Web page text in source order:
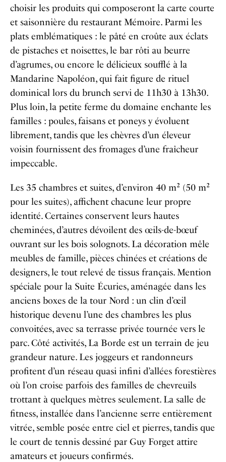
choisir les produits qui composeront la carte courte
et saisonnière du restaurant Mémoire. Parmi les
plats emblématiques : le pâté en croûte aux éclats
de pistaches et noisettes, le bar rôti au beurre
d’agrumes, ou encore le délicieux soufflé à la
Mandarine Napoléon, qui fait figure de rituel
dominical lors du brunch servi de 11h30 à 13h30.
Plus loin, la petite ferme du domaine enchante les
familles : poules, faisans et poneys y évoluent
librement, tandis que les chèvres d’un éleveur
voisin fournissent des fromages d’une fraîcheur
impeccable.
Les 35 chambres et suites, d’environ 40 m² (50 m²
pour les suites), affichent chacune leur propre
identité. Certaines conservent leurs hautes
cheminées, d’autres dévoilent des œils-de-bœuf
ouvrant sur les bois solognots. La décoration mêle
meubles de famille, pièces chinées et créations de
designers, le tout relevé de tissus français. Mention
spéciale pour la Suite Écuries, aménagée dans les
anciens boxes de la tour Nord : un clin d’œil
historique devenu l’une des chambres les plus
convoitées, avec sa terrasse privée tournée vers le
parc. Côté activités, La Borde est un terrain de jeu
grandeur nature. Les joggeurs et randonneurs
profitent d’un réseau quasi infini d’allées forestières
où l’on croise parfois des familles de chevreuils
trottant à quelques mètres seulement. La salle de
fitness, installée dans l’ancienne serre entièrement
vitrée, semble posée entre ciel et pierres, tandis que
le court de tennis dessiné par Guy Forget attire
amateurs et joueurs confirmés.